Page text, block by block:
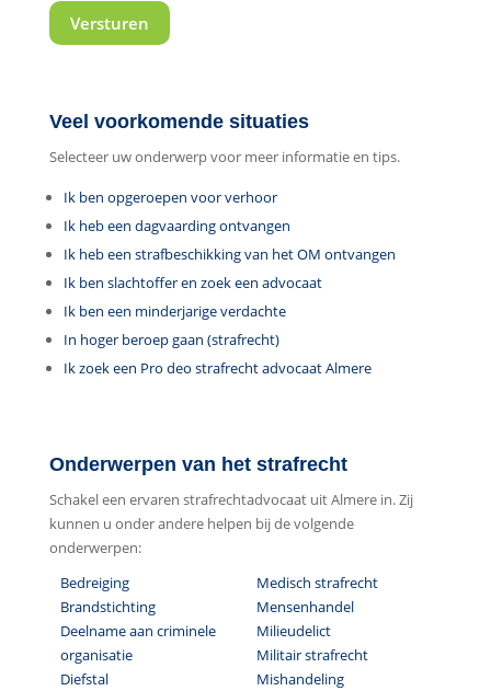
Veel voorkomende situaties
Selecteer uw onderwerp voor meer informatie en tips.
Ik ben opgeroepen voor verhoor
Ik heb een dagvaarding ontvangen
Ik heb een strafbeschikking van het OM ontvangen
Ik ben slachtoffer en zoek een advocaat
Ik ben een minderjarige verdachte
In hoger beroep gaan (strafrecht)
Ik zoek een Pro deo strafrecht advocaat Almere
Onderwerpen van het strafrecht
Schakel een ervaren strafrechtadvocaat uit Almere in. Zij
kunnen u onder andere helpen bij de volgende
onderwerpen:
Bedreiging
Brandstichting
Deelname aan criminele
organisatie
Diefstal
Medisch strafrecht
Mensenhandel
Milieudelict
Militair strafrecht
Mishandeling